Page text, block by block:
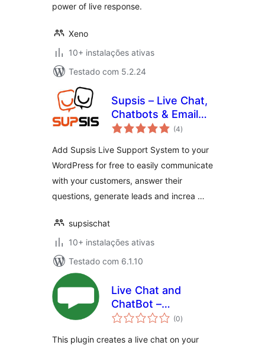
power of live response.
Xeno
10+ instalações ativas
Testado com 5.2.24
Supsis – Live Chat,
Chatbots & Email
Integration
(4avaliações
totais
)
Add Supsis Live Support System to your
WordPress for free to easily communicate
with your customers, answer their
questions, generate leads and increa …
supsischat
10+ instalações ativas
Testado com 6.1.10
Live Chat and
ChatBot –
ChatAndBot (0avaliações
totais
)
This plugin creates a live chat on your